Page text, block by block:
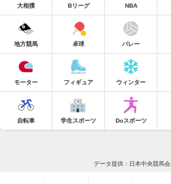
大相撲 Bリーグ NBA
地方競馬 卓球 バレー
モーター フィギュア ウィンター
自転車 学生スポーツ Doスポーツ
データ提供：日本中央競馬会